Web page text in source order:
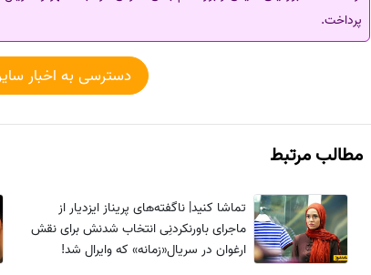
پرداخت.
دسترسی به اخبار
مطالب مرتبط
تماشا کنید| ناگفته‌های پریناز ایزدیار از
ماجرای باورنکردنِی انتخاب شدنش برای نقش
ارغوان در سریال«زمانه» که وایرال شد!